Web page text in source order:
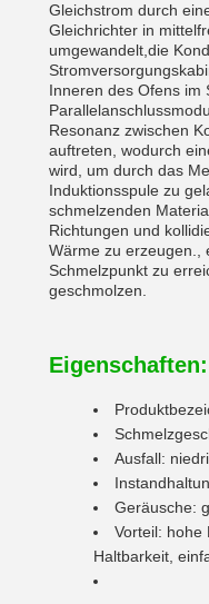
Gleichstrom durch
Gleichrichter in
umgewandelt,die
Inneren des Ofens im
Resonanz zwischen
auftreten, wodurch
wird, um durch das
Induktionsspule zu
schmelzenden
Richtungen und
Wärme zu erzeugen.,
Schmelzpunkt zu
geschmolzen.
Eigenschaften:
Ausfall:
Geräusche:
Vorteil: hohe
Haltbarkeit,